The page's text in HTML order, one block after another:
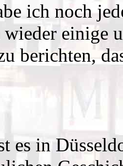
ich noch
wieder einige
berichten,
es in